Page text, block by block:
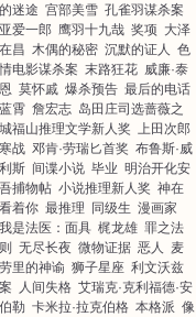
的迷途 宫部美雪 孔雀羽谋杀案
亚爱一郎 鹰羽十九哉 奖项 大泽
在昌 木偶的秘密 沉默的证人 色
情电影谋杀案 末路狂花 威廉·泰
恩 莫怀戚 爆杀预告 最后的电话
蓝霄 詹宏志 岛田庄司选蔷薇之
城福山推理文学新人奖 上田次郎
寒战 邓肯·劳瑞匕首奖 布鲁斯·威
利斯 间谍小说 毕业 明治开化安
吾捕物帖 小说推理新人奖 神在
看着你 最推理 同级生 漫画家
我是法医：面具 梶龙雄 罪之法
则
无尽长夜 微物证据 恶人
麦
劳里的神谕 狮子星座 利文沃兹
案
人间失格 艾瑞克·克利福德·安
伯勒 卡米拉·拉克伯格 本格派 像